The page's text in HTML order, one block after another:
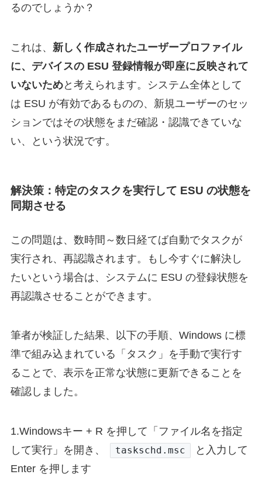
るのでしょうか？
これは、 新しく作成されたユーザープロファイル
に、デバイスの ESU 登録情報が即座に反映されて
いないためと考えられます。システム全体として
は ESU が有効であるものの、新規ユーザーのセッ
ションではその状態をまだ確認・認識できていな
い、という状況です。
解決策：特定のタスクを実行して ESU の状態を
同期させる
この問題は、数時間～数日経てば自動でタスクが
実行され、再認識されます。もし今すぐに解決し
たいという場合は、システムに ESU の登録状態を
再認識させることができます。
筆者が検証した結果、以下の手順、Windows に標
準で組み込まれている「タスク」を手動で実行す
ることで、表示を正常な状態に更新できることを
確認しました。
1.Windowsキー + R を押して「ファイル名を指定
して実行」を開き、
taskschd.msc
と入力して
Enter を押します